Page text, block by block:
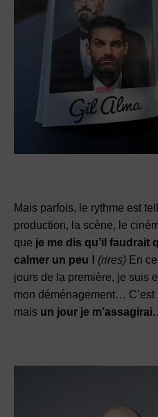
Mais parfois, le rythme est
production, la scène, le
que je me dis qu’il faudrait
calmer un peu ! (rires) En
jours de la première, je suis
mon déménagement… C’est
mais un jour je